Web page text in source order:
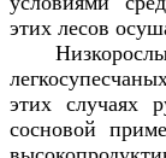
этих лесов
этих случаях
сосновой